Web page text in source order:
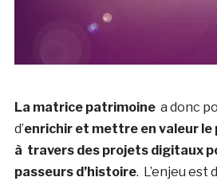
La matrice patrimoinea donc
d’enrichir et mettre en valeur le
à travers des projets digitaux
passeurs d’histoire. L’enjeu est